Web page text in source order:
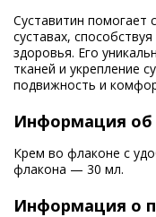
Суставитин помогает
суставах,
здоровья. Его
тканей и укрепление
подвижность и
Информация об
Крем во флаконе с
флакона — 30 мл.
Информация о